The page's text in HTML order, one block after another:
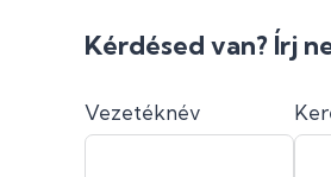
Kérdésed van? Írj
Vezetéknév